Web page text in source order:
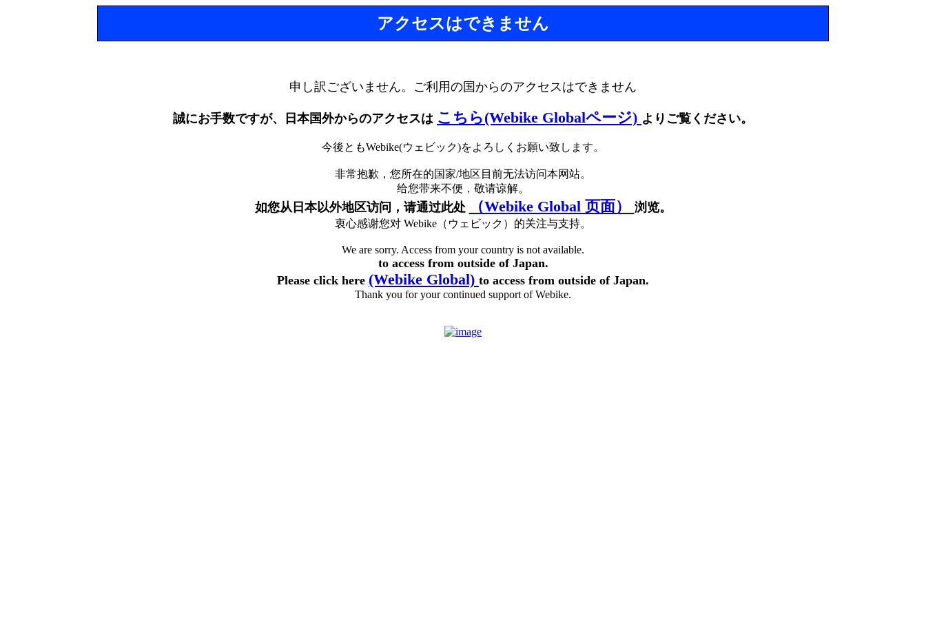
アクセスはできません
申し訳ございません。ご利用の国からのアクセスはできません
誠にお手数ですが、日本国外からのアクセスは こちら(Webike Globalページ) よりご覧ください。
今後ともWebike(ウェビック)をよろしくお願い致します。
非常抱歉，您所在的国家/地区目前无法访问本网站。
给您带来不便，敬请谅解。
如您从日本以外地区访问，请通过此处 （Webike Global 页面） 浏览。
衷心感谢您对 Webike（ウェビック）的关注与支持。
We are sorry. Access from your country is not available.
to access from outside of Japan.
Please click here (Webike Global) to access from outside of Japan.
Thank you for your continued support of Webike.